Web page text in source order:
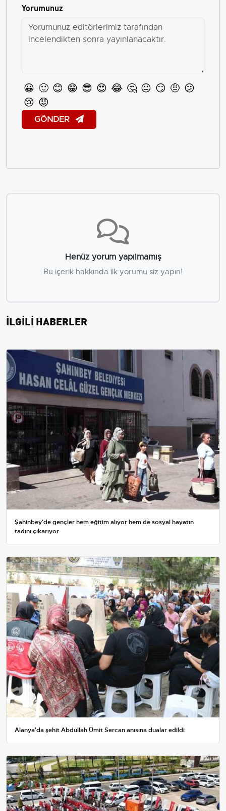
Yorumunuz
😀 🙂 😊 😁 😎 😍 😂 🤔 😐 😏 🤨 😕
😢 😡
GÖNDER
Henüz yorum yapılmamış
Bu içerik hakkında ilk yorumu siz yapın!
İLGİLİ HABERLER
Şahinbey'de gençler hem eğitim alıyor hem de sosyal hayatın
tadını çıkarıyor
Alanya'da şehit Abdullah Ümit Sercan anısına dualar edildi